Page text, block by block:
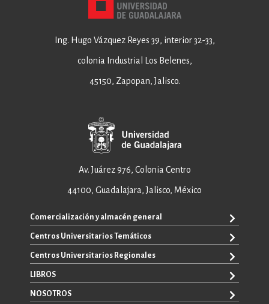
Ing. Hugo Vázquez Reyes 39, interior 32-33,
colonia Industrial Los Belenes,
45150, Zapopan, Jalisco.
Av. Juárez 976, Colonia Centro
44100, Guadalajara, Jalisco, México
Comercialización y almacén general
+52 33 3640 6326
+52 33 3640 4595
ventas@editorial.udg.mx
WhatsApp: +52 33 1433 6869
Centros Universitarios Temáticos
CUAAD
CUCEA
CUCBA
Centros Universitarios Regionales
CUALTOS
CUCHAPALA
LIBROS
TODOS LOS LIBROS
NOSOTROS